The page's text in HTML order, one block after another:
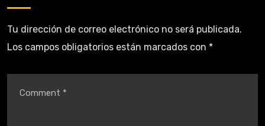
Tu dirección de correo electrónico no será publicada.
Los campos obligatorios están marcados con *